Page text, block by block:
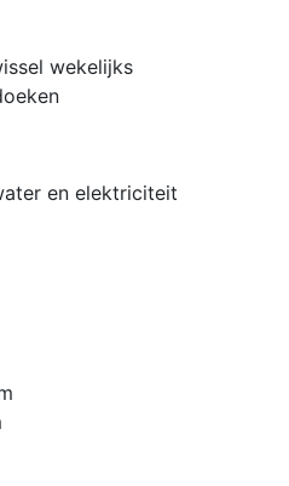
wekelijks
en elektriciteit